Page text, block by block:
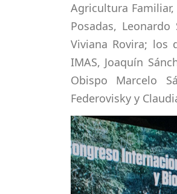
Agricultura
Posadas,
Viviana Rovira; los
IMAS, Joaquín
Obispo Marcelo
Federovisky y